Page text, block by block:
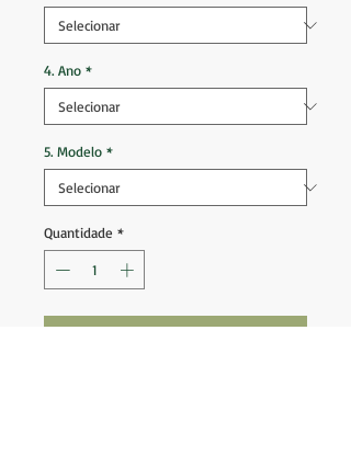
4. Ano *
5. Modelo *
Quantidade *